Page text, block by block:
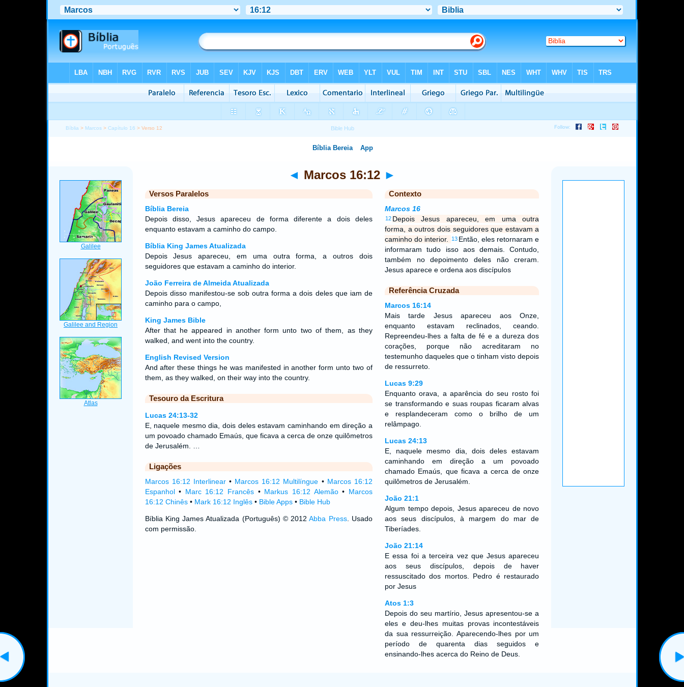
Bíblia > Marcos >Capítulo 16 > Verso 12
◄ Marcos 16:12 ►
Versos Paralelos
Bíblia Bereia
Depois disso, Jesus apareceu de forma diferente a dois deles
enquanto estavam a caminho do campo.
Bíblia King James Atualizada
Depois Jesus apareceu, em uma outra forma, a outros dois
seguidores que estavam a caminho do interior.
João Ferreira de Almeida Atualizada
Depois disso manifestou-se sob outra forma a dois deles que iam de
caminho para o campo,
King James Bible
After that he appeared in another form unto two of them, as they
walked, and went into the country.
English Revised Version
And after these things he was manifested in another form unto two of
them, as they walked, on their way into the country.
Tesouro da Escritura
Lucas 24:13-32
E, naquele mesmo dia, dois deles estavam caminhando em direção a
um povoado chamado Emaús, que ficava a cerca de onze quilômetros
de Jerusalém. …
Ligações
Marcos 16:12 Interlinear• Marcos 16:12 Multilíngue • Marcos 16:12
Espanhol• Marc 16:12 Francês • Markus 16:12 Alemão• Marcos
16:12 Chinês• Mark 16:12 Inglês• Bible Apps• Bible Hub
Bíblia King James Atualizada (Português) © 2012Abba Press. Usado
com permissão.
Contexto
Marcos 16
12 Depois Jesus apareceu, em uma outra
forma, a outros dois seguidores que estavam a
caminho do interior.
13 Então, eles retornaram e
informaram tudo isso aos demais. Contudo,
também no depoimento deles não creram.
Jesus aparece e ordena aos discípulos
Referência Cruzada
Marcos 16:14
Mais tarde Jesus apareceu aos Onze,
enquanto estavam reclinados, ceando.
Repreendeu-lhes a falta de fé e a dureza dos
corações, porque não acreditaram no
testemunho daqueles que o tinham visto depois
de ressurreto.
Lucas 9:29
Enquanto orava, a aparência do seu rosto foi
se transformando e suas roupas ficaram alvas
e resplandeceram como o brilho de um
relâmpago.
Lucas 24:13
E, naquele mesmo dia, dois deles estavam
caminhando em direção a um povoado
chamado Emaús, que ficava a cerca de onze
quilômetros de Jerusalém.
João 21:1
Algum tempo depois, Jesus apareceu de novo
aos seus discípulos, à margem do mar de
Tiberíades.
João 21:14
E essa foi a terceira vez que Jesus apareceu
aos seus discípulos, depois de haver
ressuscitado dos mortos. Pedro é restaurado
por Jesus
Atos 1:3
Depois do seu martírio, Jesus apresentou-se a
eles e deu-lhes muitas provas incontestáveis
da sua ressurreição. Aparecendo-lhes por um
período de quarenta dias seguidos e
ensinando-lhes acerca do Reino de Deus.